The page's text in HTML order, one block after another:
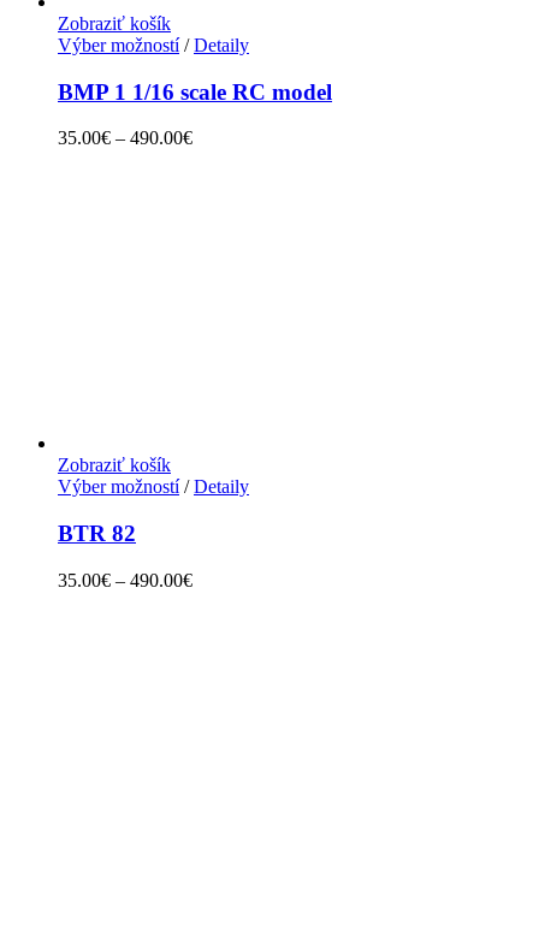
Zobraziť košík
Výber možností/ Detaily
BMP 1 1/16 scale RC model
35.00€ – 490.00€
Zobraziť košík
Výber možností/ Detaily
BTR 82
35.00€ – 490.00€